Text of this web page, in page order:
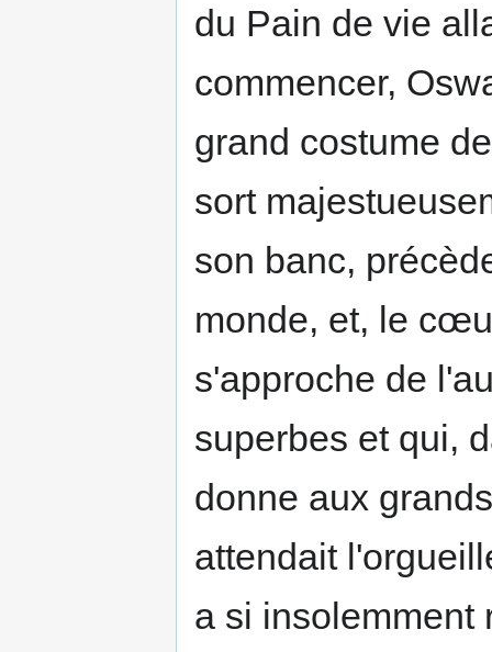
du Pain de vie
commencer,
grand costume
sort
son banc,
monde, et, le
s'approche de
superbes et qui,
donne aux
attendait
a si insolemment